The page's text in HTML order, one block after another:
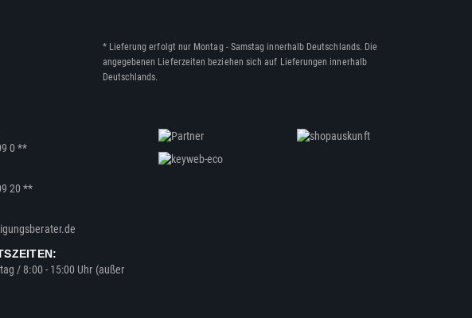
* Lieferung erfolgt nur Montag - Samstag innerhalb Deutschlands. Die
angegebenen Lieferzeiten beziehen sich auf Lieferungen innerhalb
Deutschlands.
0 **
20 **
/ 8:00 - 15:00 Uhr (außer